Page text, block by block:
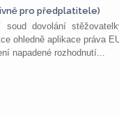
pro předplatitele)
soud dovolání
ohledně aplikace práva
napadené rozhodnutí...